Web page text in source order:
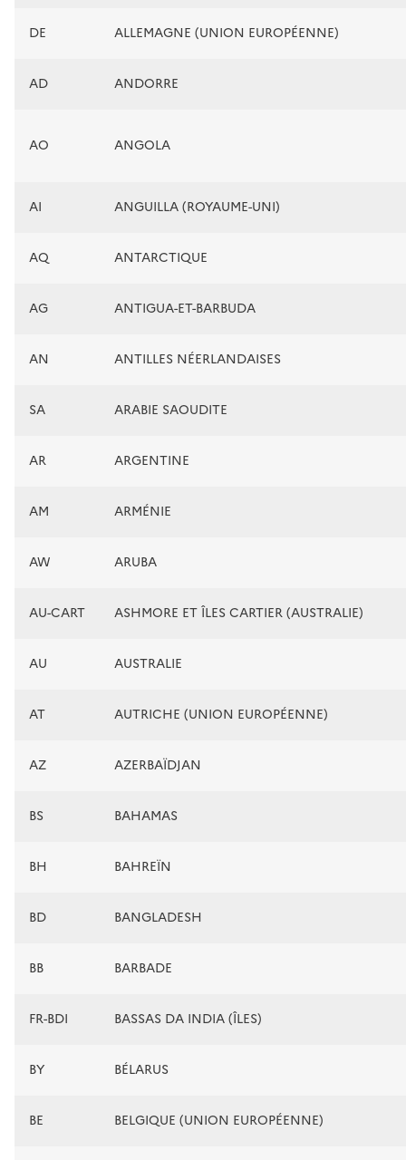
DE ALLEMAGNE (UNION EUROPÉENNE)
AD ANDORRE
AO ANGOLA
AI ANGUILLA (ROYAUME-UNI)
AQ ANTARCTIQUE
AG ANTIGUA-ET-BARBUDA
AN ANTILLES NÉERLANDAISES
SA ARABIE SAOUDITE
AR ARGENTINE
AM ARMÉNIE
AW ARUBA
AU-CART ASHMORE ET ÎLES CARTIER (AUSTRALIE)
AU AUSTRALIE
AT AUTRICHE (UNION EUROPÉENNE)
AZ AZERBAÏDJAN
BS BAHAMAS
BH BAHREÏN
BD BANGLADESH
BB BARBADE
FR-BDI BASSAS DA INDIA (ÎLES)
BY BÉLARUS
BE BELGIQUE (UNION EUROPÉENNE)